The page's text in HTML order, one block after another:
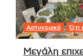
Αστυνομικό Ό,τι
Μεγάλη